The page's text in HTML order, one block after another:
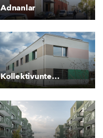
Adnanlar
Kollektivunterkunft für Asylsuchende Rankstrasse